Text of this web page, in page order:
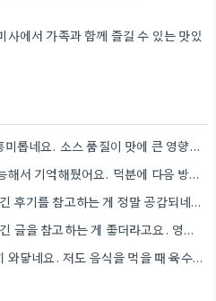
사에서 가족과 함께 즐길 수 있는 맛있
소스 조달 방식에 대한 분석이 흥미롭네요. 소스 품질이 맛에 큰 영향을 주니까, 브랜드 선택할 때…
길음동맛집 설명, 아이 동반 가능해서 기억해뒀어요. 덕분에 다음 방문할 때 훨씬 수월할 것 같아요.
사진보다는 상세한 경험담이 담긴 후기를 참고하는 게 정말 공감되네요. 특히 어떤 점이 좋았고 아쉬웠는지 구체적으로…
사진보다는 상세한 경험담이 담긴 글을 참고하는 게 좋더라고요. 영화 상영회 경험이 기억에 남는다는 점이 흥미롭네요.
육수 깊은 맛에 대한 언급이 특히 와닿네요. 저도 음식을 먹을 때 육수의 깊은 맛을 중요하게…